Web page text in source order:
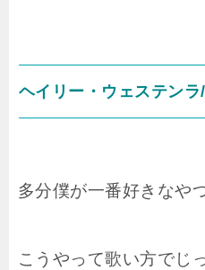
ヘイリー・ウェステン
多分僕が一番好きなやつ
こうやって歌い方でじ